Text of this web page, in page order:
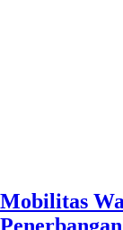
Mobilitas